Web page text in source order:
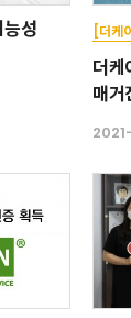
성
[더케
더케
매거